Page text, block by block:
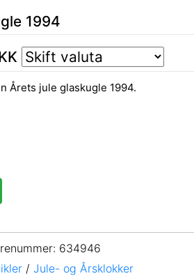
1994
Årets jule glaskugle 1994.
: 634946
/ Jule- og Årsklokker